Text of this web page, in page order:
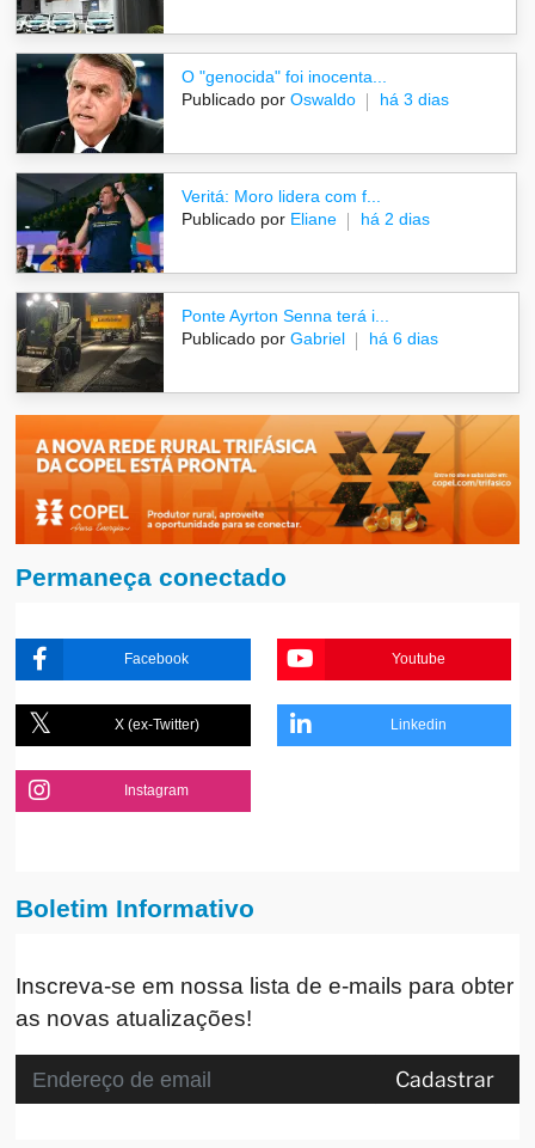
O "genocida" foi inocenta...
Publicado por Oswaldo há 3 dias
Veritá: Moro lidera com f...
Publicado por Eliane há 2 dias
Ponte Ayrton Senna terá i...
Publicado por Gabriel há 6 dias
Permaneça conectado
Facebook Youtube
X (ex-Twitter) Linkedin
Instagram
Boletim Informativo
Inscreva-se em nossa lista de e-mails para obter
as novas atualizações!
Cadastrar